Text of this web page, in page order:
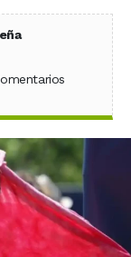
X (Twitter)
en WhatsApp